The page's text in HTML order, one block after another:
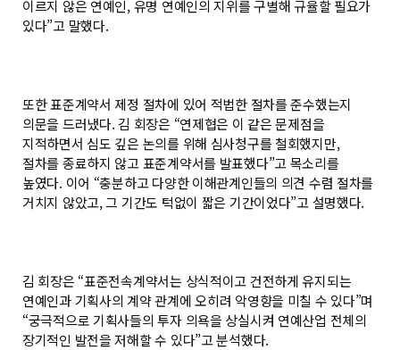
이르지 않은 연예인, 유명 연예인의 지위를 구별해 규율할 필요가
있다”고 말했다.
또한 표준계약서 제정 절차에 있어 적법한 절차를 준수했는지
의문을 드러냈다. 김 회장은 “연제협은 이 같은 문제점을
지적하면서 심도 깊은 논의를 위해 심사청구를 철회했지만,
절차를 종료하지 않고 표준계약서를 발표했다”고 목소리를
높였다. 이어 “충분하고 다양한 이해관계인들의 의견 수렴 절차를
거치지 않았고, 그 기간도 턱없이 짧은 기간이었다”고 설명했다.
김 회장은 “표준전속계약서는 상식적이고 건전하게 유지되는
연예인과 기획사의 계약 관계에 오히려 악영향을 미칠 수 있다”며
“궁극적으로 기획사들의 투자 의욕을 상실시켜 연예산업 전체의
장기적인 발전을 저해할 수 있다”고 분석했다.